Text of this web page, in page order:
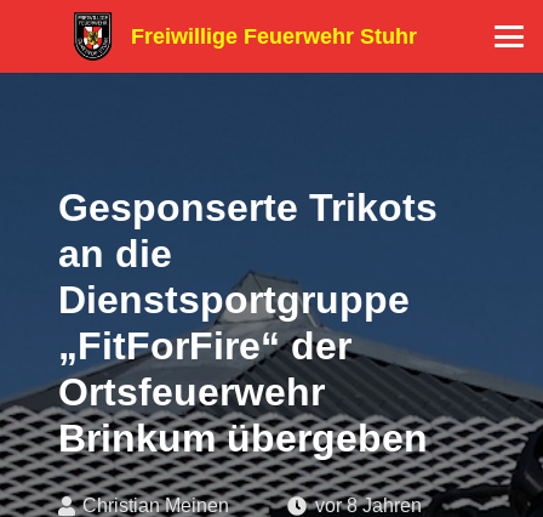
Freiwillige Feuerwehr Stuhr
Gesponserte Trikots
an die
Dienstsportgruppe
„FitForFire“ der
Ortsfeuerwehr
Brinkum übergeben
Christian Meinen vor 8 Jahren